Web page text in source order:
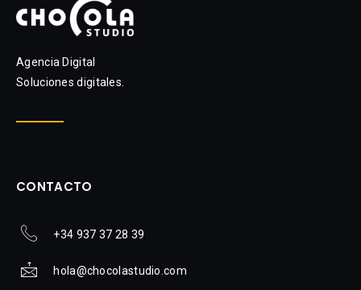
Agencia Digital
Soluciones digitales.
CONTACTO
+34 937 37 28 39
hola@chocolastudio.com